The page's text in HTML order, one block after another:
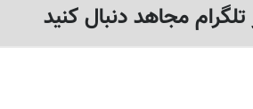
تلگرام مجاهد دنبال کنید